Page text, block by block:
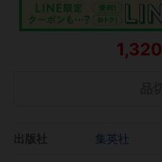
1,320
集英社